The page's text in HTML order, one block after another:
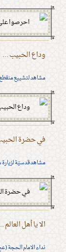
وداع الحبيب ...
مشاهد لتشييع منقطع
في حضرة
مشاهد قدسيّة
الا يا أهل العالم
نداء الامام الحجة